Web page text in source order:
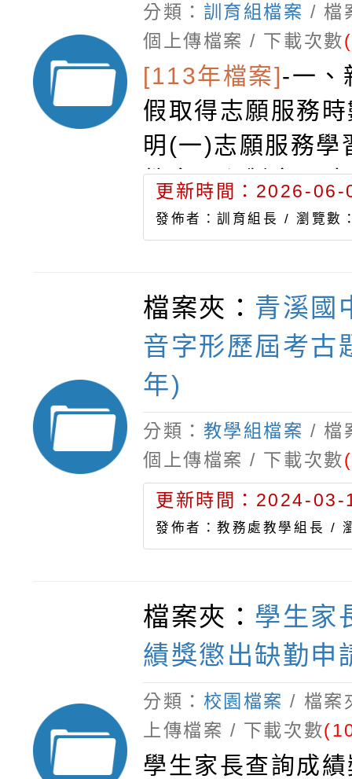
分類： 訓育組檔案 / 檔
個上傳檔案 / 下載次數
[113年檔案]-一、
假取得志願服務
明(一)志願服務學
教育局印製完畢
服務單位若無服
明，可先下載「
願服務學習活動
年8月1日開始之
習時數方可採計
學習積分說明
更新時間：2026-
發佈者：訓育組長 /瀏覽數
檔案夾： 青溪國
音字形歷屆考古
年)
分類： 教學組檔案 / 檔
個上傳檔案 / 下載次數
更新時間：2024-
發佈者：教務處教學組長 /
檔案夾： 學生家
績獎懲出缺勤申
分類： 校園檔案 / 檔案
上傳檔案 / 下載次數
學生家長查詢成